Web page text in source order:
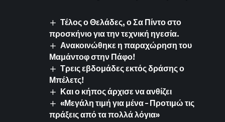
Τέλος ο Θελάδες, ο Σα Πίντο στο
προσκήνιο για την τεχνική ηγεσία.
Ανακοινώθηκε η παραχώρηση του
Μαμάντοφ στην Πάφο!
Τρεις εβδομάδες εκτός δράσης ο
Μπέλετς!
Και ο κήπος άρχισε να ανθίζει
«Μεγάλη τιμή για μένα – Προτιμώ τις
πράξεις από τα πολλά λόγια»